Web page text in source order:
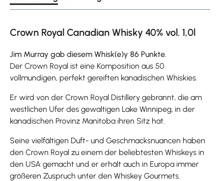
Crown Royal Canadian Whisky 40% vol. 1,0l
Jim Murray gab diesem Whisk(e)y 86 Punkte.
Der Crown Royal ist eine Komposition aus 50
vollmundigen, perfekt gereiften kanadischen Whiskies.
Er wird von der Crown Royal Distillery gebrannt, die am
westlichen Ufer des gewaltigen Lake Winnipeg, in der
kanadischen Provinz Manitoba ihren Sitz hat.
Seine vielfältigen Duft- und Geschmacksnuancen haben
den Crown Royal zu einem der beliebtesten Whiskeys in
den USA gemacht und er erhält auch in Europa immer
größeren Zuspruch unter den Whiskey Gourmets.